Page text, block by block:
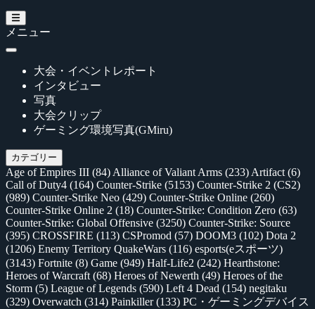
メニュー
大会・イベントレポート
インタビュー
写真
大会クリップ
ゲーミング環境写真(GMiru)
カテゴリー
Age of Empires III (84) Alliance of Valiant Arms (233) Artifact (6)
Call of Duty4 (164) Counter-Strike (5153) Counter-Strike 2 (CS2)
(989) Counter-Strike Neo (429) Counter-Strike Online (260)
Counter-Strike Online 2 (18) Counter-Strike: Condition Zero (63)
Counter-Strike: Global Offensive (3250) Counter-Strike: Source
(395) CROSSFIRE (113) CSPromod (57) DOOM3 (102) Dota 2
(1206) Enemy Territory QuakeWars (116) esports(eスポーツ)
(3143) Fortnite (8) Game (949) Half-Life2 (242) Hearthstone:
Heroes of Warcraft (68) Heroes of Newerth (49) Heroes of the
Storm (5) League of Legends (590) Left 4 Dead (154) negitaku
(329) Overwatch (314) Painkiller(133) PC・ゲーミングデバイス